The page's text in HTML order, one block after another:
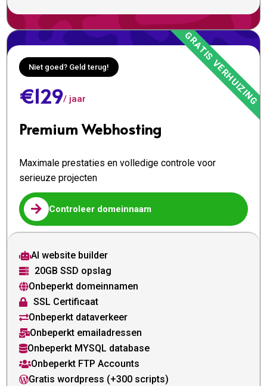
Niet goed? Geld terug!
€129/ jaar
Premium Webhosting
Maximale prestaties en volledige controle voor
serieuze projecten
 Controleer domeinnaam
AI website builder
 20GB SSD opslag
Onbeperkt domeinnamen
 SSL Certificaat
Onbeperkt dataverkeer
Onbeperkt emailadressen
Onbeperkt MYSQL database
Onbeperkt FTP Accounts
Gratis wordpress (+300 scripts)